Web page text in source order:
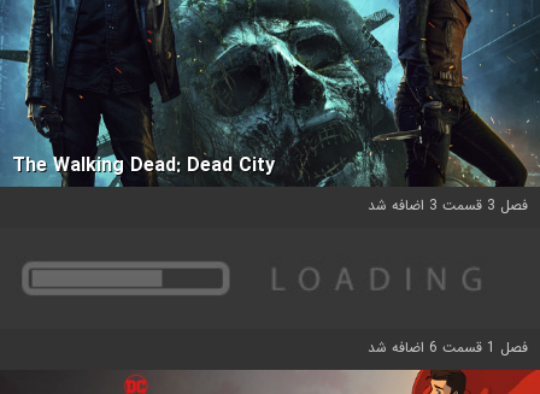
The Walking Dead: Dead City
فصل 3 قسمت 3 اضافه شد
فصل 1 قسمت 6 اضافه شد